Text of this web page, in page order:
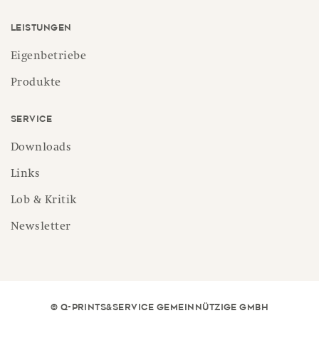
Leistungen
Eigenbetriebe
Produkte
Service
Downloads
Links
Lob & Kritik
Newsletter
© Q-PRINTS&SERVICE GEMEINNÜTZIGE GMBH